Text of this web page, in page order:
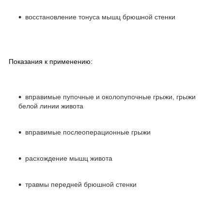
восстановление тонуса мышц брюшной стенки
Показания к применению:
вправимые пупочные и околопупочные грыжи, грыжи
белой линии живота
вправимые послеоперационные грыжи
расхождение мышц живота
травмы передней брюшной стенки